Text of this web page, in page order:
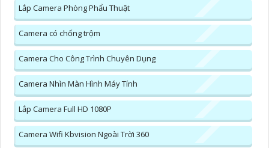
Lắp Camera Phòng Phẩu Thuật
Camera có chống trộm
Camera Cho Công Trình Chuyên Dụng
Camera Nhìn Màn Hình Máy Tính
Lắp Camera Full HD 1080P
Camera Wifi Kbvision Ngoài Trời 360